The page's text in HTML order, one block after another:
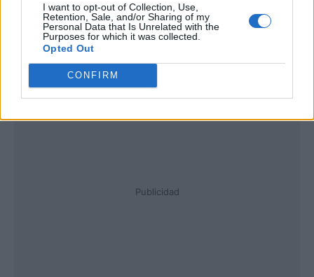
I want to opt-out of Collection, Use,
Retention, Sale, and/or Sharing of my
Personal Data that Is Unrelated with the
Purposes for which it was collected.
Opted Out
CONFIRM
Publicidad